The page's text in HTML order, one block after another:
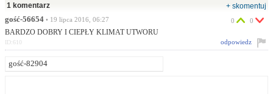
1 komentarz
+ skomentuj
gość-56654 • 19 lipca 2016, 06:27
BARDZO DOBRY I CIEPŁY KLIMAT UTWORU
0 0
odpowiedz
ID:610